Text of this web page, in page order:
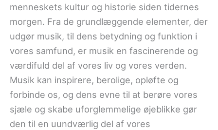
menneskets kultur og historie siden tidernes
morgen. Fra de grundlæggende elementer, der
udgør musik, til dens betydning og funktion i
vores samfund, er musik en fascinerende og
værdifuld del af vores liv og vores verden.
Musik kan inspirere, berolige, opløfte og
forbinde os, og dens evne til at berøre vores
sjæle og skabe uforglemmelige øjeblikke gør
den til en uundværlig del af vores